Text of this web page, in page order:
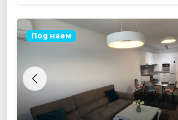
Previous
Под наем